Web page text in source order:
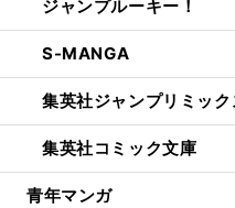
ジャンプルーキー！
S-MANGA
集英社ジャンプリミック
集英社コミック文庫
青年マンガ